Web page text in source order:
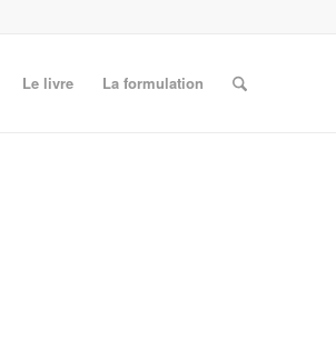
Le livre La formulation